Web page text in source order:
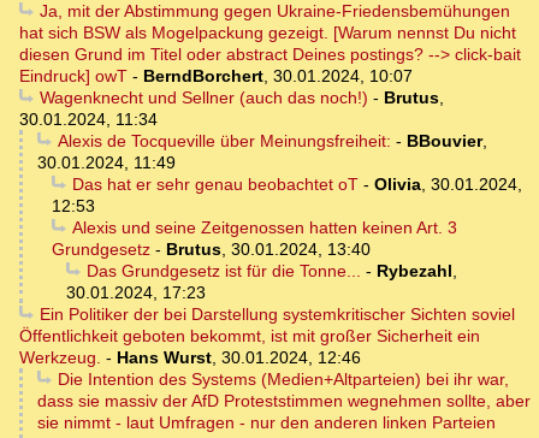
Ja, mit der Abstimmung gegen Ukraine-Friedensbemühungen
hat sich BSW als Mogelpackung gezeigt. [Warum nennst Du nicht
diesen Grund im Titel oder abstract Deines postings? --> click-bait
Eindruck] owT - BerndBorchert, 30.01.2024, 10:07
Wagenknecht und Sellner (auch das noch!) - Brutus,
30.01.2024, 11:34
Alexis de Tocqueville über Meinungsfreiheit: - BBouvier,
30.01.2024, 11:49
Das hat er sehr genau beobachtet oT- Olivia, 30.01.2024,
12:53
Alexis und seine Zeitgenossen hatten keinen Art. 3
Grundgesetz - Brutus, 30.01.2024, 13:40
Das Grundgesetz ist für die Tonne... - Rybezahl,
30.01.2024, 17:23
Ein Politiker der bei Darstellung systemkritischer Sichten soviel
Öffentlichkeit geboten bekommt, ist mit großer Sicherheit ein
Werkzeug. - Hans Wurst, 30.01.2024, 12:46
Die Intention des Systems (Medien+Altparteien) bei ihr war,
dass sie massiv der AfD Proteststimmen wegnehmen sollte, aber
sie nimmt - laut Umfragen - nur den anderen linken Parteien